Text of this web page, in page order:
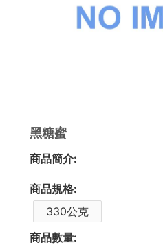
黑糖蜜
商品簡介:
商品規格:
330公克
商品數量: